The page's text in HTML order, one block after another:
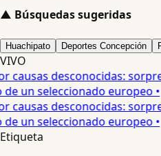
▲ Búsquedas sugeridas
Huachipato Deportes Concepción
VIVO
causas desconocidas:
un seleccionado europeo •
causas desconocidas:
un seleccionado europeo •
Etiqueta